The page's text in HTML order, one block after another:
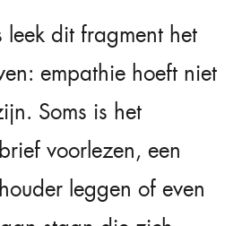
leek dit fragment het
empathie hoeft niet
Soms is het
voorlezen, een
leggen of even